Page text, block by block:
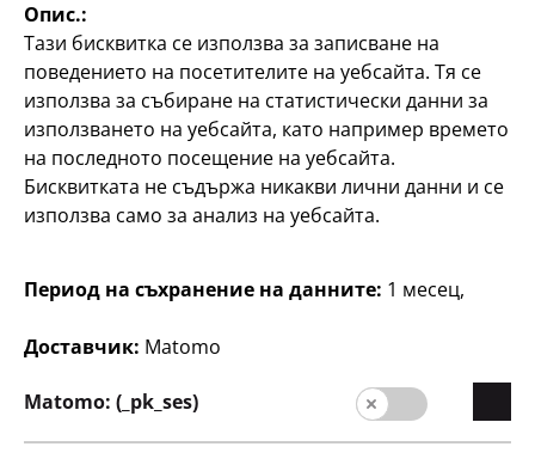
8 €
Дом и декорация
Висящи LED неонови
различни дизайни, за
включен USB кабел, по
Опис.:
Тази бисквитка се използва за записване на
поведението на посетителите на уебсайта. Тя се
използва за събиране на статистически данни за
използването на уебсайта, като например времето
на последното посещение на уебсайта.
Бисквитката не съдържа никакви лични данни и се
използва само за анализ на уебсайта.
Период на съхранение на данните: 1 месец,
Доставчик: Matomo
Matomo: (_pk_ses)